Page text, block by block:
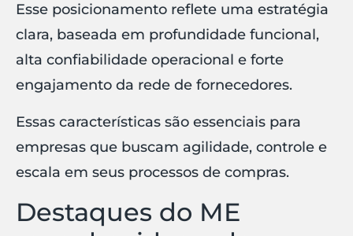
Esse posicionamento reflete uma estratégia
clara, baseada em profundidade funcional,
alta confiabilidade operacional e forte
engajamento da rede de fornecedores.
Essas características são essenciais para
empresas que buscam agilidade, controle e
escala em seus processos de compras.
Destaques do ME